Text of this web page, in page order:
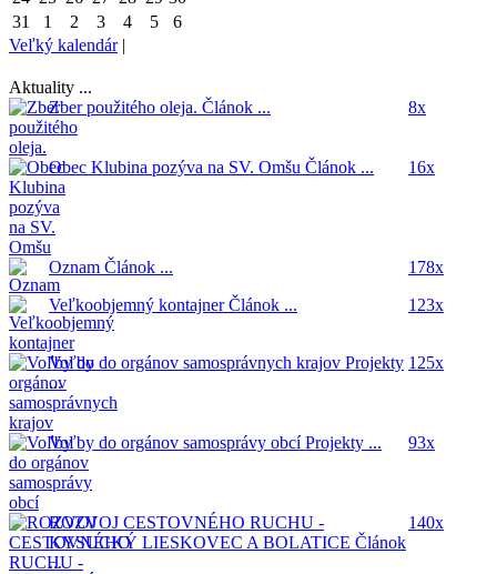
31
1 2 3 4 5
6
Veľký kalendár|
Aktuality ...
Zber použitého oleja. Článok ... 8x
Obec Klubina pozýva na SV. Omšu Článok ... 16x
Oznam Článok ...
178x
Veľkoobjemný kontajnerČlánok ... 123x
Voľby do orgánov samosprávnych krajov Projekty
...
125x
Voľby do orgánov samosprávy obcíProjekty ... 93x
ROZVOJ CESTOVNÉHO RUCHU -
KYSUCKÝ LIESKOVEC A BOLATICE Článok
...
140x